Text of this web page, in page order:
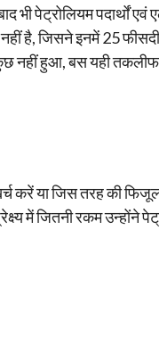
भी पेट्रोलियम पदार्थों एवं
नहीं है, जिसने इनमें 25
कुछ नहीं हुआ, बस यही
करें या जिस तरह की
में जितनी रकम उन्होंने